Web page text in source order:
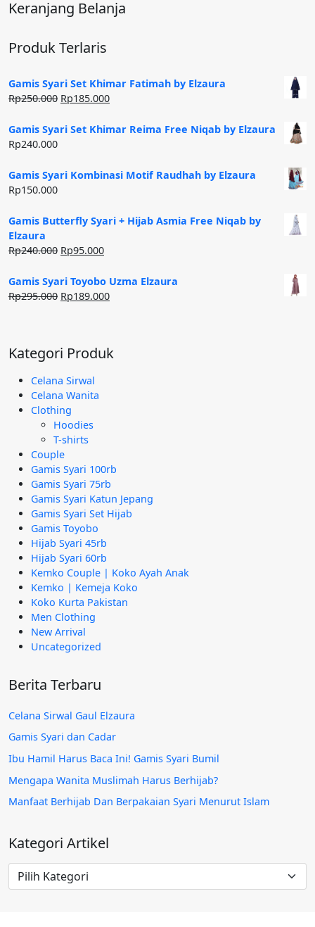
Keranjang Belanja
Produk Terlaris
Gamis Syari Set Khimar Fatimah by Elzaura
Rp250.000 Harga
adalah:
Rp185.000Harga
ini
Gamis Syari Set Khimar Reima Free Niqab by Elzaura
Rp240.000
Gamis Syari Kombinasi Motif Raudhah by Elzaura
Rp150.000
Gamis Butterfly Syari + Hijab Asmia Free Niqab by
Elzaura
Rp240.000 Harga
adalah:
Rp240.000.
Rp95.000Harga
ini
adalah:
Gamis Syari Toyobo Uzma Elzaura
Rp295.000 Harga
Rp189.000Harga
Rp189.000.
Kategori Produk
Celana Sirwal
Celana Wanita
Clothing
Hoodies
T-shirts
Couple
Gamis Syari 100rb
Gamis Syari 75rb
Gamis Syari Katun Jepang
Gamis Syari Set Hijab
Gamis Toyobo
Hijab Syari 45rb
Hijab Syari 60rb
Kemko Couple | Koko Ayah Anak
Kemko | Kemeja Koko
Koko Kurta Pakistan
Men Clothing
New Arrival
Uncategorized
Berita Terbaru
Celana Sirwal Gaul Elzaura
Gamis Syari dan Cadar
Ibu Hamil Harus Baca Ini! Gamis Syari Bumil
Mengapa Wanita Muslimah Harus Berhijab?
Manfaat Berhijab Dan Berpakaian Syari Menurut Islam
Kategori Artikel
Kategori
Artikel